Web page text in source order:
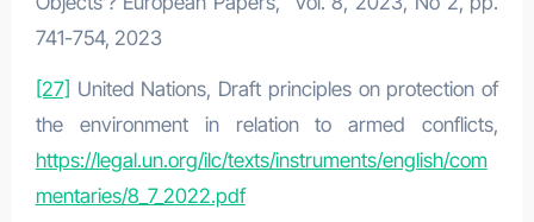
741-754, 2023
[27] United Nations, Draft principles on protection of
the environment in relation to armed conflicts,
https://legal.un.org/ilc/texts/instruments/english/com
mentaries/8_7_2022.pdf